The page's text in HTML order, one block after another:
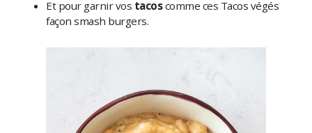
Et pour garnir vos tacoscomme ces Tacos végés
façon smash burgers.